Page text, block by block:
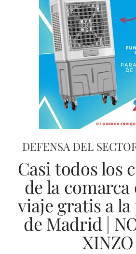
DEFENSA DEL
Casi todos los
de la
viaje gratis a
de Madrid |
XINZO